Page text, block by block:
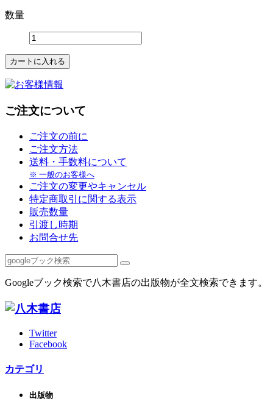
数量
ご注文について
ご注文の前に
ご注文方法
送料・手数料について
※ 一般のお客様へ
ご注文の変更やキャンセル
特定商取引に関する表示
販売数量
引渡し時期
お問合せ先
Googleブック検索で八木書店の出版物が全文検索できます。
Twitter
Facebook
カテゴリ
出版物